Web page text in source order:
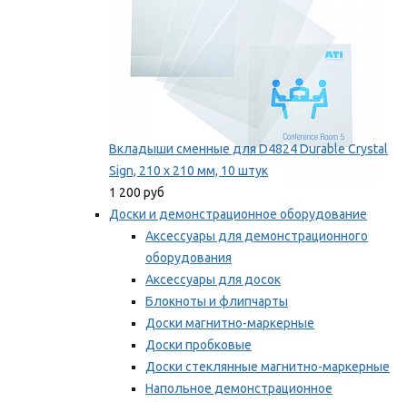
Вкладыши сменные для D4824 Durable Crystal
Sign, 210 x 210 мм, 10 штук
1 200 руб
Доски и демонстрационное оборудование
Аксессуары для демонстрационного
оборудования
Аксессуары для досок
Блокноты и флипчарты
Доски магнитно-маркерные
Доски пробковые
Доски стеклянные магнитно-маркерные
Напольное демонстрационное